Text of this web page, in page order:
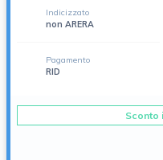
Indicizzato
non ARERA
Pagamento
RID
Sconto